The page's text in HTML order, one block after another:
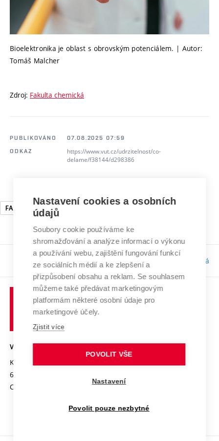
Bioelektronika je oblast s obrovským potenciálem. | Autor:
Tomáš Malcher
Zdroj: Fakulta chemická
PUBLIKOVÁNO
07.08.2025 07:59
ODKAZ
https://www.vut.cz/udrzitelnost/co-
delame/f38144/d298386
FAKULTA CHEMICKÁ
Odpovědnost:Bc. Tereza Kučerová
VYSOKÉ UČENÍ TECHNICKÉ V BRNĚ
Kolejní 2906/4
612 00 Brno
Czech Republic
Nastavení cookies a osobních
údajů
Soubory cookie používáme ke
shromažďování a analýze informací o výkonu
a používání webu, zajištění fungování funkcí
ze sociálních médií a ke zlepšení a
přizpůsobení obsahu a reklam. Se souhlasem
můžeme také předávat marketingovým
platformám některé osobní údaje pro
marketingové účely.
Zjistit více
POVOLIT VŠE
Nastavení
Povolit pouze nezbytné